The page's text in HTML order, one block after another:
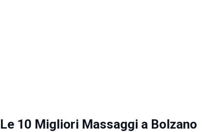
Le 10 Migliori Massaggi a Bolzano